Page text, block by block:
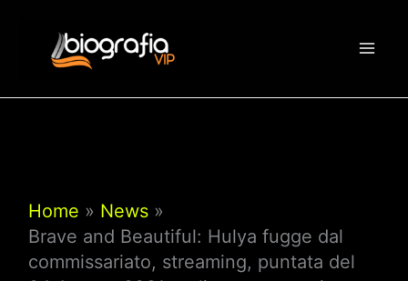
contenuto
Home
News
Brave and Beautiful: Hulya fugge dal
commissariato, streaming, puntata del